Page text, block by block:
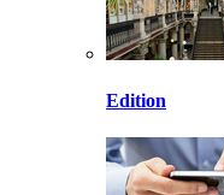
Edition